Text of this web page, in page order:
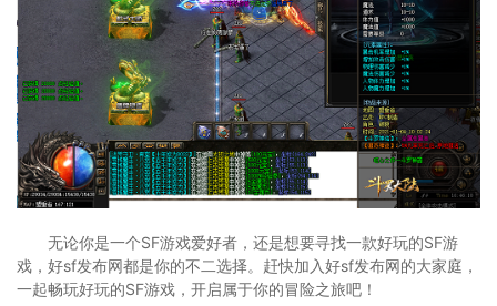
无论你是一个SF游戏爱好者，还是想要寻找一款好玩的SF游
戏，好sf发布网都是你的不二选择。赶快加入好sf发布网的大家庭，
一起畅玩好玩的SF游戏，开启属于你的冒险之旅吧！